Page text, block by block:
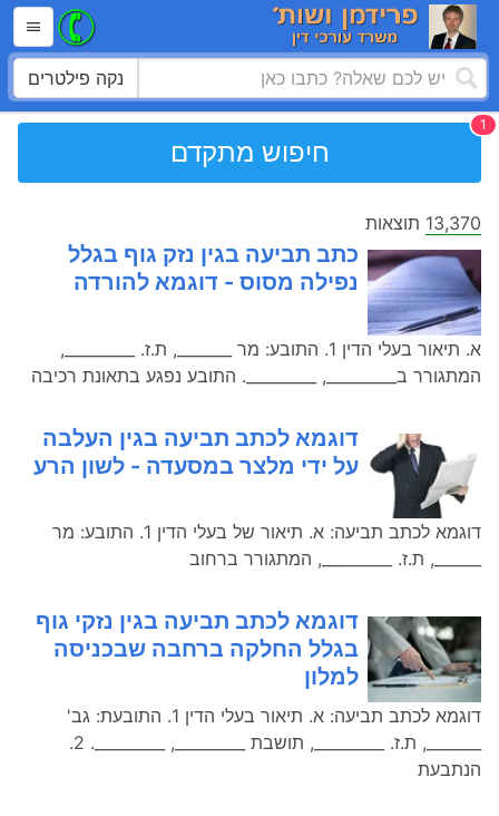
נקה פילטרים
חיפוש מתקדם
13,370 תוצאות
כתב תביעה בגין נזק גוף בגלל
נפילה מסוס - דוגמא להורדה
א. תיאור בעלי הדין 1. התובע: מר _______, ת.ז. _________,
המתגורר ב_________, _________. התובע נפגע בתאונת רכיבה
דוגמא לכתב תביעה בגין העלבה
על ידי מלצר במסעדה - לשון הרע
דוגמא לכתב תביעה: א. תיאור של בעלי הדין 1. התובע: מר
______, ת.ז. _________, המתגורר ברחוב
דוגמא לכתב תביעה בגין נזקי גוף
בגלל החלקה ברחבה שבכניסה
למלון
דוגמא לכתב תביעה: א. תיאור בעלי הדין 1. התובעת: גב'
_______, ת.ז. _________, תושבת _________, _________. 2.
הנתבעת